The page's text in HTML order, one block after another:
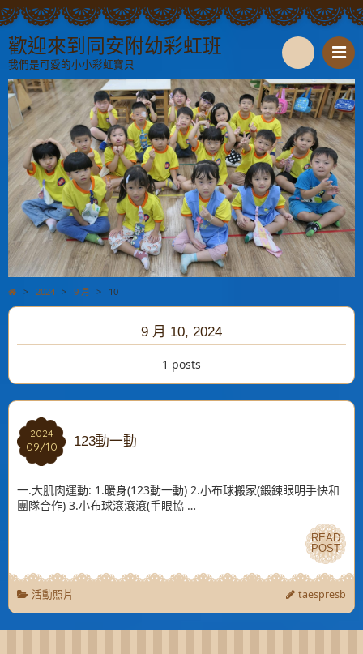
歡迎來到同安附幼彩虹班
我們是可愛的小小彩虹寶貝
S
e
a
r
c
h
> 2024 > 9 月 > 10
9 月 10, 2024
1 posts
2024
09/10
2024
09/10 123動一動
一.大肌肉運動: 1.暖身(123動一動) 2.小布球搬家(鍛鍊眼明手快和
團隊合作) 3.小布球滾滾滾(手眼協 …
READ
POST
READ
POST
活動照片 taespresb